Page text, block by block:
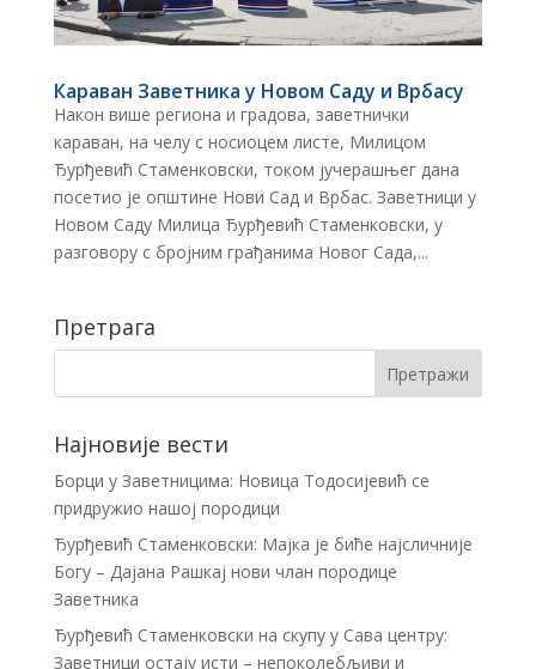
Караван Заветника у Новом Саду и Врбасу
Након више региона и градова, заветнички
караван, на челу с носиоцем листе, Милицом
Ђурђевић Стаменковски, током јучерашњег дана
посетио је општине Нови Сад и Врбас. Заветници у
Новом Саду Милица Ђурђевић Стаменковски, у
разговору с бројним грађанима Новог Сада,...
Претрага
Најновије вести
Борци у Заветницима: Новица Тодосијевић се
придружио нашој породици
Ђурђевић Стаменковски: Мајка је биће најсличније
Богу – Дајана Рашкај нови члан породице
Заветника
Ђурђевић Стаменковски на скупу у Сава центру:
Заветници остају исти – непоколебљиви и